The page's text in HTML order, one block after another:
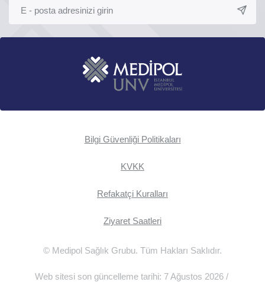
Bilgi Güvenliği Politikaları
KVKK
Refakatçi Kuralları
Ziyaret Saatleri
© Medipol Sağlık Grubu. Tüm Hakları Saklıdır.
Web sitesi son güncelleme tarihi: 7 Ağustos 2026 /